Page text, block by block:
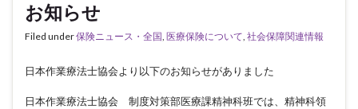
お知らせ
Filed under保険ニュース・全国, 医療保険について, 社会保障関連情報
日本作業療法士協会より以下のお知らせがありました
日本作業療法士協会 制度対策部医療課精神科班では、精神科領